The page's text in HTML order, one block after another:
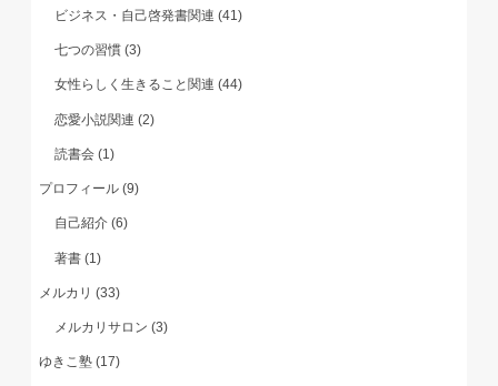
ビジネス・自己啓発書関連(41)
七つの習慣(3)
女性らしく生きること関連(44)
恋愛小説関連(2)
読書会(1)
プロフィール(9)
自己紹介(6)
著書(1)
メルカリ(33)
メルカリサロン(3)
ゆきこ塾(17)